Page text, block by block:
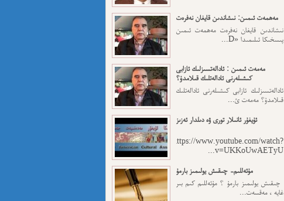
مەھمەت ئىمىن: نىشاندىن قايغان نەفرەت
نىشاندىن قايغان نەفرەت مەھمەت ئىمىن
پىسخىكا ئىلىمىدا «D...
مەمەت ئىمىن : ئادالەتسىزلىك ئازابى
كىشىلەرنى ئادالەتلىك قىلامدۇ؟
ئادالەتسىزلىك ئازابى كىشىلەرنى ئادالەتلىك
قىلامدۇ؟ مەمەت ئ...
ئۇيغۇر ئانىلار تورى ۋە دىلدار ئەزىز
https://www.youtube.com/watch?
v=UKKoUwAETyU...
مۇئەللىم- چىقىش يولىمىز بارمۇ
چىقىش يولىمىز بارمۇ ؟ مۇئەللىم كىم بىر
غايە ، مەقسەت...